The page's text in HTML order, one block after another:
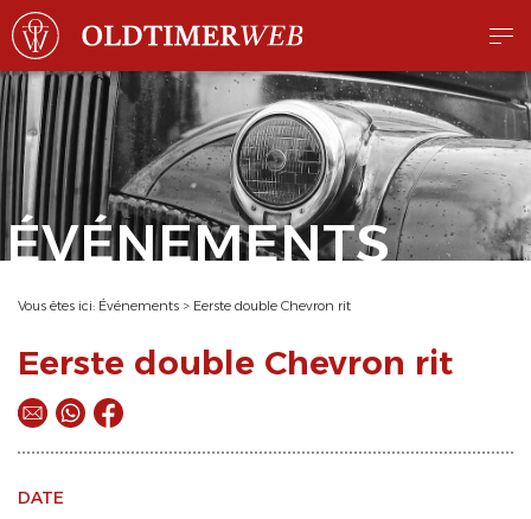
ÉVÉNEMENTS
Vous êtes ici: Événements > Eerste double Chevron rit
Eerste double Chevron rit
DATE